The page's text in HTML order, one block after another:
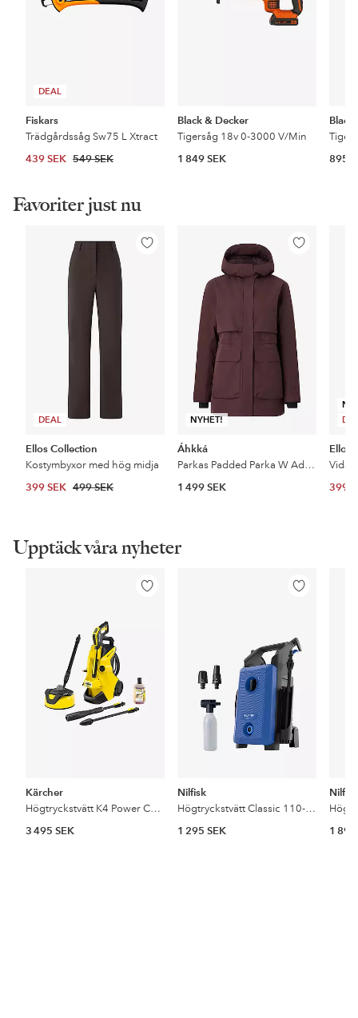
DEAL
Fiskars
Trädgårdssåg Sw75 L Xtract
439 SEK 549 SEK
Black & Decker
Tigersåg 18v 0-3000 V/Min
1 849 SEK
Black
895
Favoriter just nu
DEAL
Lägg
Ellos Collection
Kostymbyxor med hög midja
399 SEK 499 SEK
NYHET!
Lägg
Áhkká
Parkas Padded Parka W Adjustable Waist
1 499 SEK
Ellos
399
Upptäck våra nyheter
Lägg
Kärcher
Högtryckstvätt K4 Power Control Home Wood
3 495 SEK
Lägg
Nilfisk
Högtryckstvätt Classic 110-5 EU
1 295 SEK
Nilfisk
1 895